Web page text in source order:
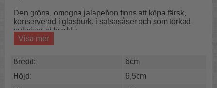
Den gröna, omogna jalapeñon finns att köpa färsk,
konserverad i glasburk, i salsasåser och som torkad
pulvriserad krydda.
Het & söt chili
Den gröna fruktens smak påminner om paprika och
skiljer sig från mogen chilipeppar.
Visa mer
Bredd:
6cm
Höjd:
6,5cm